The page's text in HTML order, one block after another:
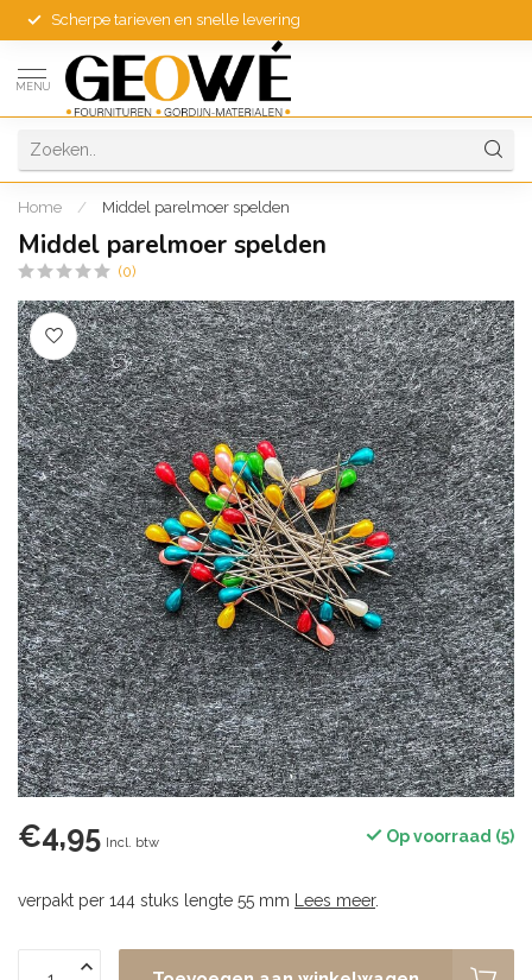
Scherpe tarieven en snelle levering
MENU
Home / Middel parelmoer spelden
Middel parelmoer spelden
(0)
€4,95 Incl. btw Op voorraad (5)
verpakt per 144 stuks lengte 55 mm Lees meer.